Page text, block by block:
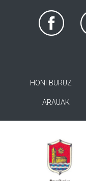
HONI BURUZ
ARAUAK